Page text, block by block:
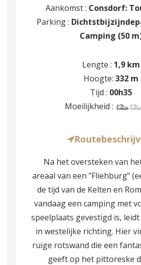
Aankomst : Consdorf:
Parking :
Camping (50
Lengte : 1,9 km
Hoogte: 332 m
Tijd : 00h35
Moeilijkheid :
Na het oversteken van
areaal van een "Fliehburg"
de tijd van de Kelten en
vandaag een camping met
speelplaats gevestigd is,
in westelijke richting. Hier
ruige rotswand die een
geeft op het pittoreske